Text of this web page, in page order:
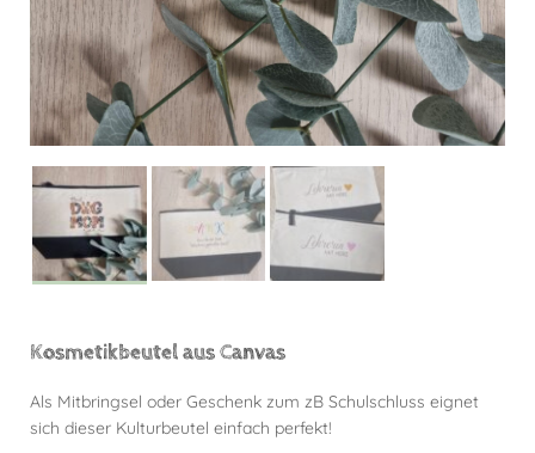
Kosmetikbeutel aus Canvas
Als Mitbringsel oder Geschenk zum zB Schulschluss eignet
sich dieser Kulturbeutel einfach perfekt!